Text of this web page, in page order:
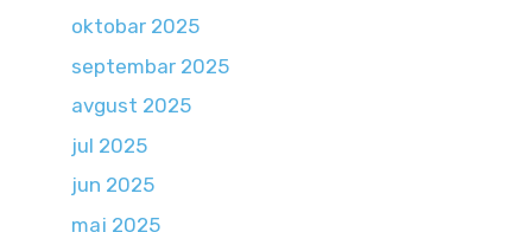
oktobar 2025
septembar 2025
avgust 2025
jul 2025
jun 2025
maj 2025